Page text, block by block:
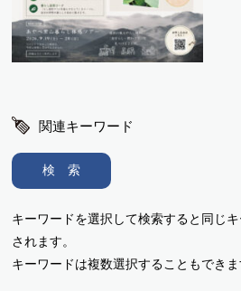
関連キーワード
キーワードを選択して検索すると同じ
されます。
キーワードは複数選択することもできま
検 索